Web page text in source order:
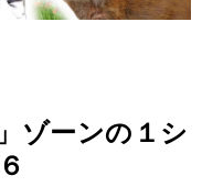
ゾーンの１シ